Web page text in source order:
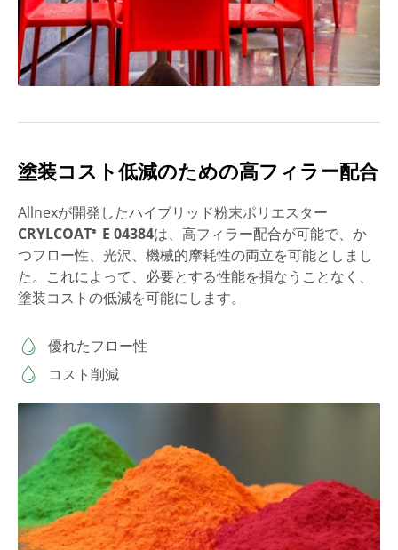
塗装コスト低減のための高フィラー配合
Allnexが開発したハイブリッド粉末ポリエスター
CRYLCOAT® E 04384は、高フィラー配合が可能で、か
つフロー性、光沢、機械的摩耗性の両立を可能としまし
た。これによって、必要とする性能を損なうことなく、
塗装コストの低減を可能にします。
優れたフロー性
コスト削減